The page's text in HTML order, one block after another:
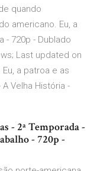
quando
americano. Eu, a
- 720p - Dublado
Last updated on
Eu, a patroa e as
Velha História -
- 2ª Temporada -
- 720p -